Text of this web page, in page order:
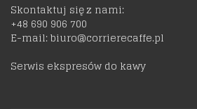
Skontaktuj się z nami:
+48 690 906 700
E-mail: biuro@corrierecaffe.pl
Serwis ekspresów do kawy